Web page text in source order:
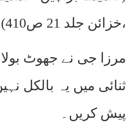
،خزائن جلد 21 ص410)
مرزا جی نے جھوٹ
ثنائی میں یہ بالکل
پیش کریں۔